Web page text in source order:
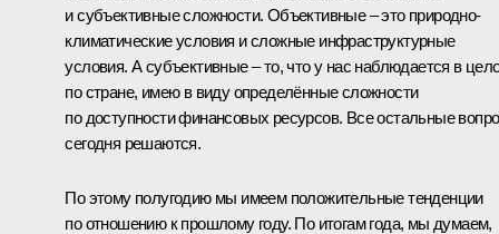
и субъективные сложности. Объективные – это природно-
климатические условия и сложные инфраструктурные
условия. А субъективные – то, что у нас наблюдается в
по стране, имею в виду определённые сложности
по доступности финансовых ресурсов. Все остальные
сегодня решаются.
По этому полугодию мы имеем положительные тенденции
по отношению к прошлому году. По итогам года, мы думаем,